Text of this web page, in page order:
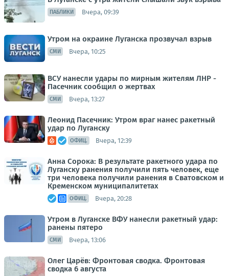
ПАБЛИКИ Вчера, 09:39
Утром на окраине Луганска прозвучал взрыв
СМИ Вчера, 10:25
ВСУ нанесли удары по мирным жителям ЛНР -
Пасечник сообщил о жертвах
СМИ Вчера, 13:27
Леонид Пасечник: Утром враг нанес ракетный
удар по Луганску
ОФИЦ. Вчера, 12:39
Анна Сорока: В результате ракетного удара по
Луганску ранения получили пять человек, еще
три человека получили ранения в Сватовском и
Кременском муниципалитетах
ОФИЦ. Вчера, 20:28
Утром в Луганске ВФУ нанесли ракетный удар:
ранены пятеро
СМИ Вчера, 13:06
Олег Царёв: Фронтовая сводка. Фронтовая
сводка 6 августа